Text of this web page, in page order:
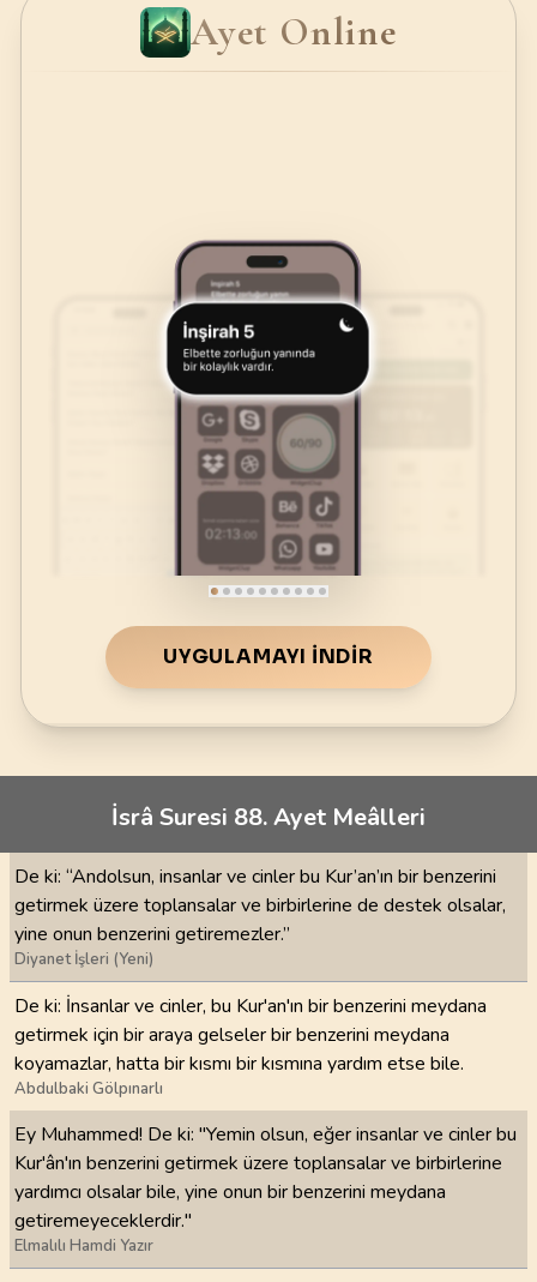
Ayet Online
UYGULAMAYI İNDIR
İsrâ Suresi 88. Ayet Meâlleri
De ki: “Andolsun, insanlar ve cinler bu Kur’an’ın bir benzerini
getirmek üzere toplansalar ve birbirlerine de destek olsalar,
yine onun benzerini getiremezler.”
Diyanet İşleri (Yeni)
De ki: İnsanlar ve cinler, bu Kur'an'ın bir benzerini meydana
getirmek için bir araya gelseler bir benzerini meydana
koyamazlar, hatta bir kısmı bir kısmına yardım etse bile.
Abdulbaki Gölpınarlı
Ey Muhammed! De ki: "Yemin olsun, eğer insanlar ve cinler bu
Kur'ân'ın benzerini getirmek üzere toplansalar ve birbirlerine
yardımcı olsalar bile, yine onun bir benzerini meydana
getiremeyeceklerdir."
Elmalılı Hamdi Yazır